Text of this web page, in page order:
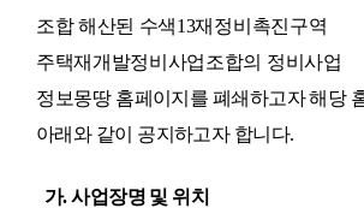
조합 해산된 수색13재정비촉진구역
주택재개발정비사업조합의 정비사업
정보몽땅홈페이지를 폐쇄하고자 해당
아래와 같이 공지하고자 합니다.
가. 사업장명 및 위치